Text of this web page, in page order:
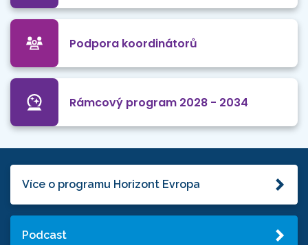
Podpora koordinátorů
Rámcový program 2028 - 2034
Více o programu Horizont Evropa
Podcast